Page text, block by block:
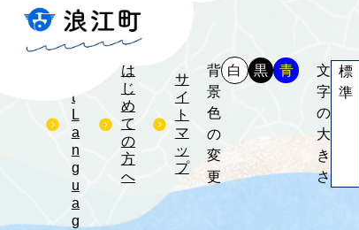
S
e
l
t
L
a
n
g
u
a
g
は
じ
め
て
の
方
へ
サ
イ
ト
マ
ッ
プ
背
景
色
の
変
更
白 黒 青
文
字
の
大
き
さ
標
準